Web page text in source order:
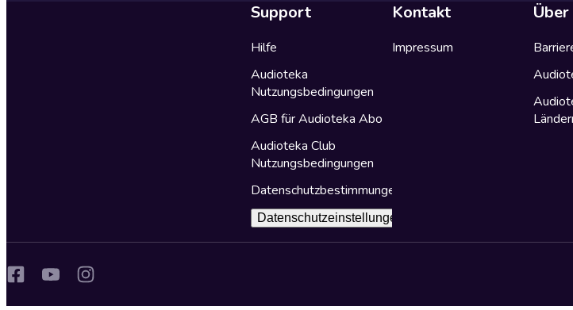
Support
Hilfe
Audioteka
Nutzungsbedingungen
AGB für Audioteka Abo
Audioteka Club
Nutzungsbedingungen
Datenschutzbestimmungen
Datenschutzeinstellungen
Kontakt
Impressum
Über